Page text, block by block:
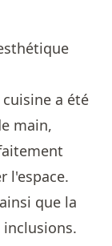
a été
main,
l'espace.
que la